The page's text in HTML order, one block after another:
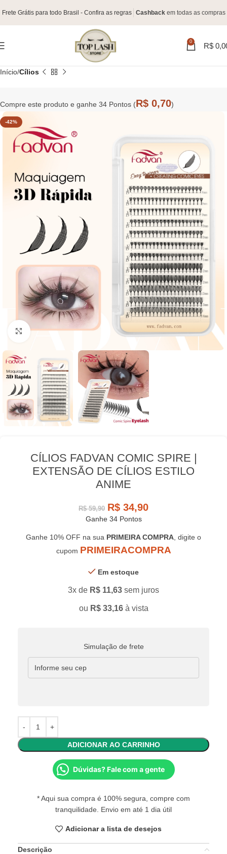
Frete Grátis para todo Brasil - Confira as regras Cashback em todas as compras
0 R$
Início Cílios
Compre este produto e ganhe 34 Pontos (R$ 0,70)
-42%
Clique para expandir
CÍLIOS FADVAN COMIC SPIRE |
EXTENSÃO DE CÍLIOS ESTILO
ANIME
R$59,90 R$ 34,90
Ganhe 34 Pontos
Ganhe 10% OFF na sua PRIMEIRA COMPRA , digite o
cupom PRIMEIRACOMPRA
Em estoque
3x de R$ 11,63 sem juros
ou R$33,16 à vista
Simulação de frete
ADICIONAR AO CARRINHO
Dúvidas? Fale com a gente
* Aqui sua compra é 100% segura, compre com
tranquilidade. Envio em até 1 dia útil
Adicionar a lista de desejos
Descrição